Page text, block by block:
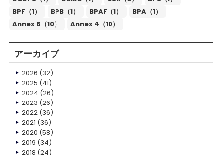
BPF（1）
BPB（1） BPAF（1）
BPA（1）
Annex 6（10）
Annex 4（10）
アーカイブ
2026 (32)
2025 (41)
2024 (26)
2023 (26)
2022(36)
2021 (36)
2020 (58)
2019 (34)
2018 (24)